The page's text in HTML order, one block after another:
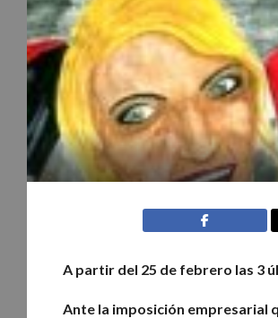
A partir del 25 de febrero las 3
Ante la imposición empresarial